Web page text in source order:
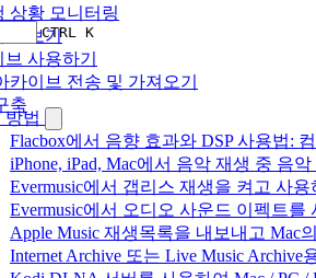
CTRL K
방법
Flacbox에서 음향 효과와 DSP 사용법:
iPhone, iPad, Mac에서 음악 재생 중 음
Evermusic에서 갭리스 재생을 켜고 사
Evermusic에서 오디오 사운드 이펙트
Apple Music 재생목록을 내보내고 Mac
Internet Archive 또는 Live Music
상황 모니터링
브 보기
사용하기
카이브 전송 및 가져오기
축